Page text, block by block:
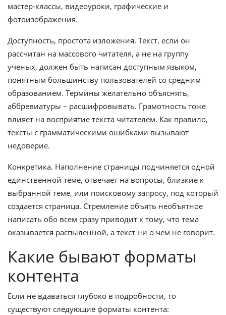
мастер-классы, видеоуроки, графические и
фотоизображения.
Доступность, простота изложения. Текст, если он
рассчитан на массового читателя, а не на группу
ученых, должен быть написан доступным языком,
понятным большинству пользователей со средним
образованием. Термины желательно объяснять,
аббревиатуры – расшифровывать. Грамотность тоже
влияет на восприятие текста читателем. Как правило,
тексты с грамматическими ошибками вызывают
недоверие.
Конкретика. Наполнение страницы подчиняется одной
единственной теме, отвечает на вопросы, близкие к
выбранной теме, или поисковому запросу, под который
создается страница. Стремление объять необъятное
написать обо всем сразу приводит к тому, что тема
оказывается распыленной, а текст ни о чем не говорит.
Какие бывают форматы
контента
Если не вдаваться глубоко в подробности, то
существуют следующие форматы контента: